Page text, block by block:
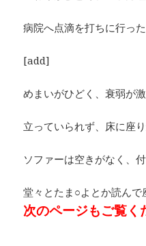
病院へ点滴を打ちに行った
[add]
めまいがひどく、衰弱が激
立っていられず、床に座
ソファーは空きがなく、
堂々とたま○よとか読んで
次のページもご覧く